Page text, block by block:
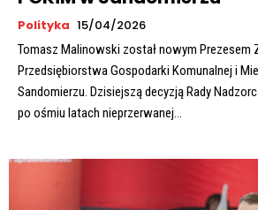
Polityka 15/04/2026
Tomasz Malinowski został nowym Prezesem
Przedsiębiorstwa Gospodarki Komunalnej i
Sandomierzu. Dzisiejszą decyzją Rady
po ośmiu latach nieprzerwanej...